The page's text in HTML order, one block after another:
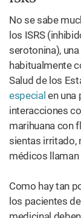
No se sabe
los ISRS
serotonina),
habitualmente
Salud de los
especial en una
interacciones
marihuana con
sientas irritado,
médicos llaman
Como hay tan
los pacientes